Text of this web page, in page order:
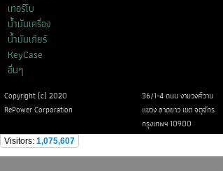
เทอร์โบ
น้ำมันเครื่อง
น้ำมันเกียร์
KeyCase
อื่นๆ
Copyright (c) 2020
36/1-4 ถนน งามวงศ์วาน
RePower Corporation
แขวง ลาดยาว เขต จตุจักร
กรุงเทพฯ 10900
Visitors: 1,075,607